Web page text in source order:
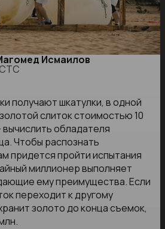
Исмаилов
получают шкатулки, в одной
слиток стоимостью 10
обладателя
Чтобы распознать
придется пройти испытания
миллионер выполняет
ему преимущества. Если
переходит к другому
золото до конца съемок,